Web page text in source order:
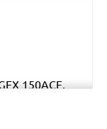
150ACE,